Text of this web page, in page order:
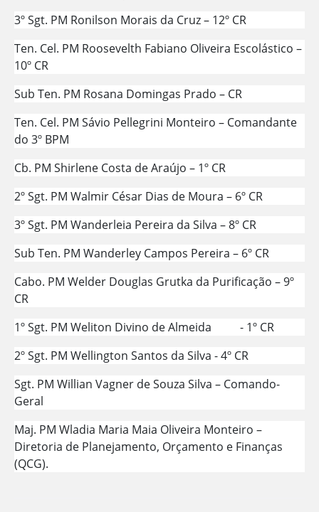
3º Sgt. PM Ronilson Morais da Cruz – 12º CR
Ten. Cel. PM Roosevelth Fabiano Oliveira Escolástico –
10º CR
Sub Ten. PM Rosana Domingas Prado – CR
Ten. Cel. PM Sávio Pellegrini Monteiro – Comandante
do 3º BPM
Cb. PM Shirlene Costa de Araújo – 1º CR
2º Sgt. PM Walmir César Dias de Moura – 6º CR
3º Sgt. PM Wanderleia Pereira da Silva – 8º CR
Sub Ten. PM Wanderley Campos Pereira – 6º CR
Cabo. PM Welder Douglas Grutka da Purificação – 9º
CR
1º Sgt. PM Weliton Divino de Almeida - 1º CR
2º Sgt. PM Wellington Santos da Silva - 4º CR
Sgt. PM Willian Vagner de Souza Silva – Comando-
Geral
Maj. PM Wladia Maria Maia Oliveira Monteiro –
Diretoria de Planejamento, Orçamento e Finanças
(QCG).